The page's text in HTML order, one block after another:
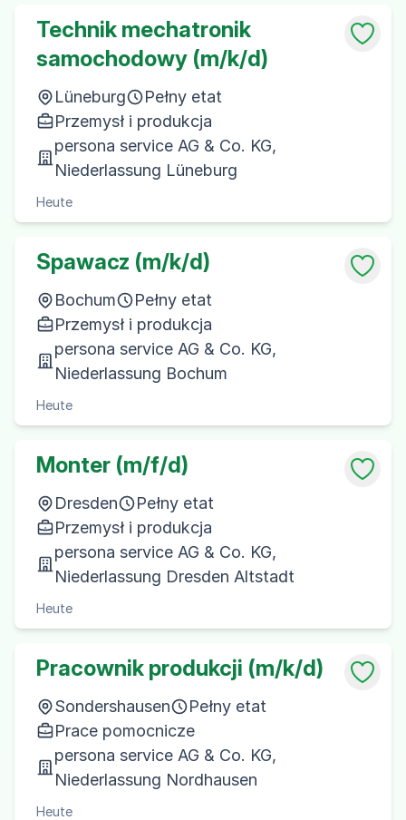
Technik mechatronik
samochodowy (m/k/d)
Lüneburg
Pełny etat
Przemysł i produkcja
persona service AG & Co. KG,
Niederlassung Lüneburg
Heute
Spawacz (m/k/d)
Bochum
Pełny etat
Przemysł i produkcja
persona service AG & Co. KG,
Niederlassung Bochum
Heute
Monter (m/f/d)
Dresden
Pełny etat
Przemysł i produkcja
persona service AG & Co. KG,
Niederlassung Dresden Altstadt
Heute
Pracownik produkcji (m/k/d)
Sondershausen
Pełny etat
Prace pomocnicze
persona service AG & Co. KG,
Niederlassung Nordhausen
Heute